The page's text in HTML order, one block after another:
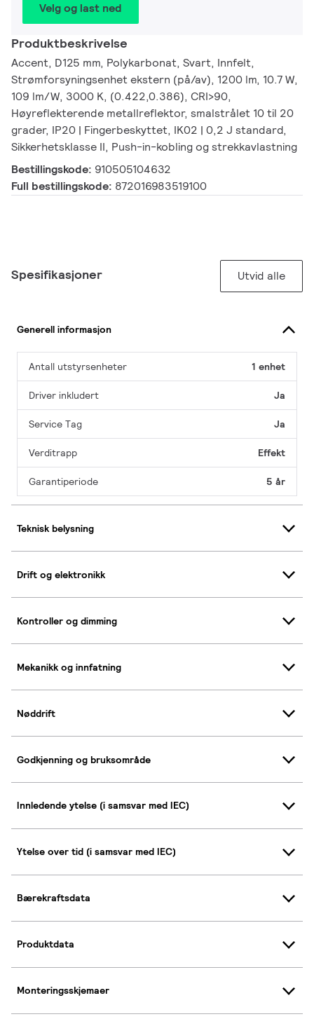
Velg og last ned
Produktbeskrivelse
Accent, D125 mm, Polykarbonat, Svart, Innfelt,
Strømforsyningsenhet ekstern (på/av), 1200 lm, 10.7 W,
109 lm/W, 3000 K, (0.422,0.386), CRI>90,
Høyreflekterende metallreflektor, smalstrålet 10 til 20
grader, IP20 | Fingerbeskyttet, IK02 | 0,2 J standard,
Sikkerhetsklasse II, Push-in-kobling og strekkavlastning
Bestillingskode: 910505104632
Full bestillingskode: 872016983519100
Spesifikasjoner Utvid alle
Generell informasjon
Antall utstyrsenheter 1 enhet
Driver inkludert Ja
Service Tag Ja
Verditrapp Effekt
Garantiperiode 5 år
Teknisk belysning
Drift og elektronikk
Kontroller og dimming
Mekanikk og innfatning
Nøddrift
Godkjenning og bruksområde
Innledende ytelse (i samsvar med IEC)
Ytelse over tid (i samsvar med IEC)
Bærekraftsdata
Produktdata
Monteringsskjemaer